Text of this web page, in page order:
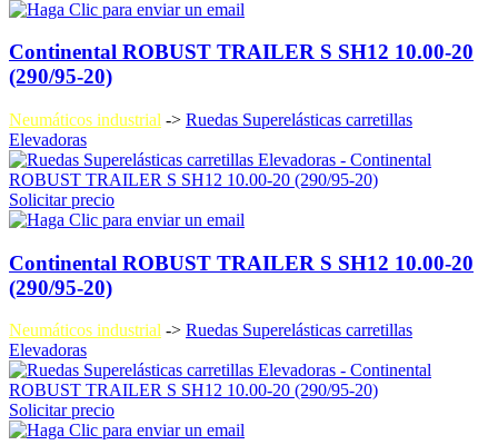
Continental ROBUST TRAILER S SH12 10.00-20
(290/95-20)
Neumáticos industrial -> Ruedas Superelásticas carretillas
Elevadoras
Solicitar precio
Continental ROBUST TRAILER S SH12 10.00-20
(290/95-20)
Neumáticos industrial -> Ruedas Superelásticas carretillas
Elevadoras
Solicitar precio